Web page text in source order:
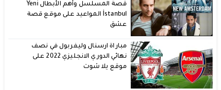
قصة المسلسل وأهم الأبطال Yeni
İstanbul المواعيد على موقع قصة
عشق
مباراة ارسنال وليفربول في نصف
نهائي الدوري الانجليزي 2022 على
موقع يلا شوت